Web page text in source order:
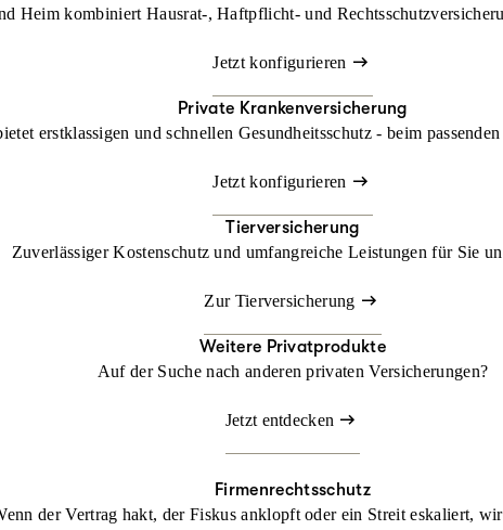
Heim kombiniert Hausrat-, Haftpflicht- und
Jetzt konfigurieren
Private Krankenversicherung
erstklassigen und schnellen Gesundheitsschutz - beim
Jetzt konfigurieren
Tierversicherung
Zuverlässiger Kostenschutz und umfangreiche Leistungen für Sie
Zur Tierversicherung
Weitere Privatprodukte
Auf der Suche nach anderen privaten Versicherungen?
Jetzt entdecken
Firmenrechtsschutz
der Vertrag hakt, der Fiskus anklopft oder ein Streit eskaliert,